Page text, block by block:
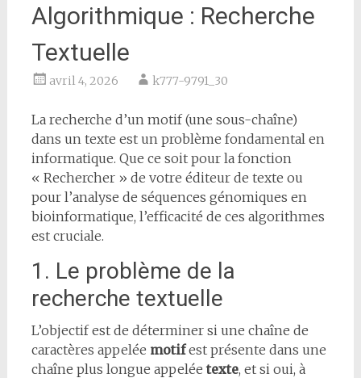
Algorithmique : Recherche
Textuelle
avril 4, 2026 k777-9791_30
La recherche d’un motif (une sous-chaîne)
dans un texte est un problème fondamental en
informatique. Que ce soit pour la fonction
« Rechercher » de votre éditeur de texte ou
pour l’analyse de séquences génomiques en
bioinformatique, l’efficacité de ces algorithmes
est cruciale.
1. Le problème de la
recherche textuelle
L’objectif est de déterminer si une chaîne de
caractères appelée motifest présente dans une
chaîne plus longue appeléetexte, et si oui, à